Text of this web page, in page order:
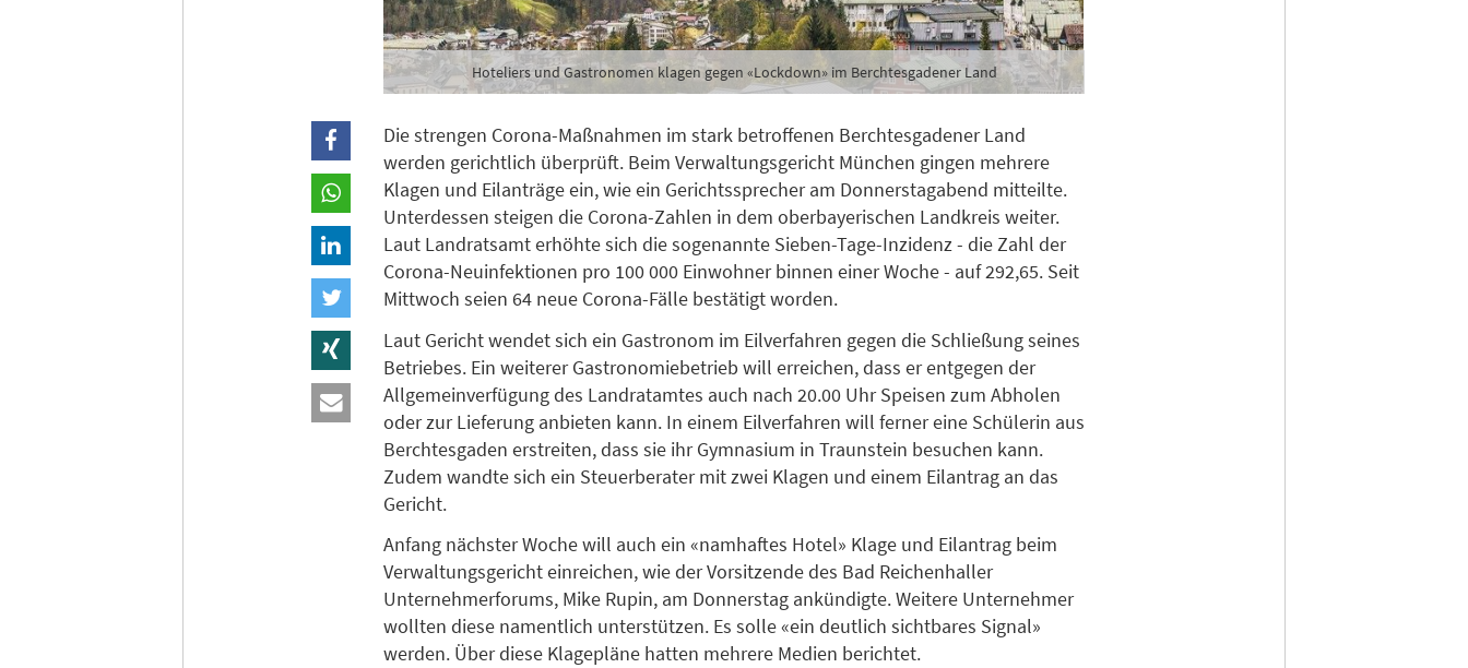
Hoteliers und Gastronomen klagen gegen «Lockdown» im Berchtesgadener Land
Die strengen Corona-Maßnahmen im stark betroffenen Berchtesgadener Land
werden gerichtlich überprüft. Beim Verwaltungsgericht München gingen mehrere
Klagen und Eilanträge ein, wie ein Gerichtssprecher am Donnerstagabend mitteilte.
Unterdessen steigen die Corona-Zahlen in dem oberbayerischen Landkreis weiter.
Laut Landratsamt erhöhte sich die sogenannte Sieben-Tage-Inzidenz - die Zahl der
Corona-Neuinfektionen pro 100 000 Einwohner binnen einer Woche - auf 292,65. Seit
Mittwoch seien 64 neue Corona-Fälle bestätigt worden.
Laut Gericht wendet sich ein Gastronom im Eilverfahren gegen die Schließung seines
Betriebes. Ein weiterer Gastronomiebetrieb will erreichen, dass er entgegen der
Allgemeinverfügung des Landratamtes auch nach 20.00 Uhr Speisen zum Abholen
oder zur Lieferung anbieten kann. In einem Eilverfahren will ferner eine Schülerin aus
Berchtesgaden erstreiten, dass sie ihr Gymnasium in Traunstein besuchen kann.
Zudem wandte sich ein Steuerberater mit zwei Klagen und einem Eilantrag an das
Gericht.
Anfang nächster Woche will auch ein «namhaftes Hotel» Klage und Eilantrag beim
Verwaltungsgericht einreichen, wie der Vorsitzende des Bad Reichenhaller
Unternehmerforums, Mike Rupin, am Donnerstag ankündigte. Weitere Unternehmer
wollten diese namentlich unterstützen. Es solle «ein deutlich sichtbares Signal»
werden. Über diese Klagepläne hatten mehrere Medien berichtet.